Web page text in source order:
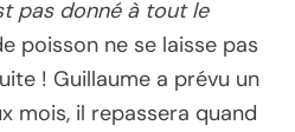
pas donné à tout le
poisson ne se laisse pas
! Guillaume a prévu un
mois, il repassera quand